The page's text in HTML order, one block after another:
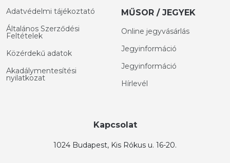
Adatvédelmi tájékoztató
Általános Szerződési
Feltételek
Közérdekű adatok
Akadálymentesítési
nyilatkozat
MŰSOR / JEGYEK
Online jegyvásárlás
Jegyinformáció
Jegyinformáció
Hírlevél
Kapcsolat
1024 Budapest, Kis Rókus u. 16-20.